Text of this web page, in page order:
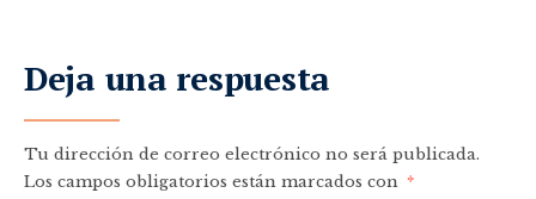
Deja una respuesta
Tu dirección de correo electrónico no será publicada.
Los campos obligatorios están marcados con *